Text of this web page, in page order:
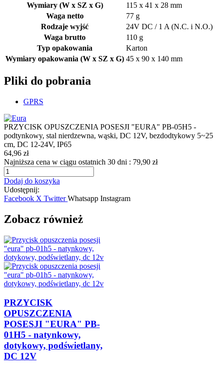
Wymiary (W x SZ x G)
115 x 41 x 28 mm
Waga netto
77 g
Rodzaje wyjść
24V DC / 1 A (N.C. i N.O.)
Waga brutto
110 g
Typ opakowania
Karton
Wymiary opakowania (W x SZ x G) 45 x 90 x 140 mm
Pliki do pobrania
GPRS
PRZYCISK OPUSZCZENIA POSESJI "EURA" PB-05H5 -
podtynkowy, stal nierdzewna, wąski, DC 12V, bezdodtykowy 5~25
cm, DC 12-24V, IP65
64,96 zł
Najniższa cena w ciągu ostatnich 30 dni : 79,90 zł
Dodaj do koszyka
Udostępnij:
Facebook X Twitter Whatsapp Instagram
Zobacz również
PRZYCISK
OPUSZCZENIA
POSESJI "EURA" PB-
01H5 - natynkowy,
dotykowy, podświetlany,
DC 12V